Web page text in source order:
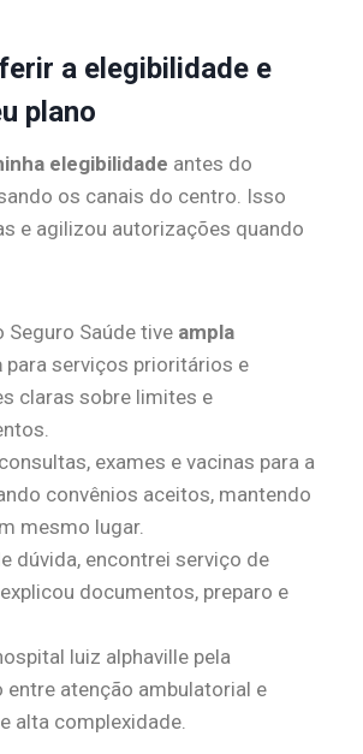
a elegibilidade e
plano
elegibilidade antes do
os canais do centro. Isso
e agilizou autorizações quando
Seguro Saúde tive ampla
para serviços prioritários e
claras sobre limites e
exames e vacinas para a
convênios aceitos, mantendo
mesmo lugar.
dúvida, encontrei serviço de
documentos, preparo e
luiz alphaville pela
entre atenção ambulatorial e
alta complexidade.